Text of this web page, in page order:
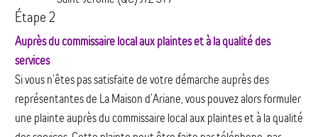
Étape 2
Auprès du commissaire local aux plaintes et à la qualité des
services
Si vous n’êtes pas satisfaite de votre démarche auprès des
représentantes de La Maison d’Ariane, vous pouvez alors formuler
une plainte auprès du commissaire local aux plaintes et à la qualité